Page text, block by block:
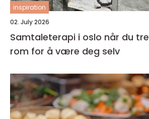
inspiration
02. July 2026
Samtaleterapi i oslo når du trenger et trygt
rom for å være deg selv